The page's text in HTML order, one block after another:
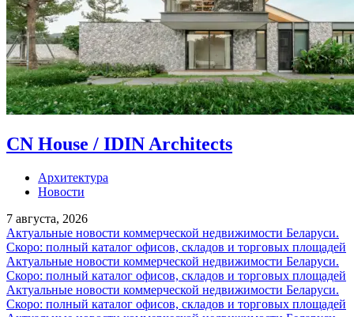
CN House / IDIN Architects
Архитектура
Новости
7 августа, 2026
Актуальные новости коммерческой недвижимости Беларуси.
Скоро: полный каталог офисов, складов и торговых площадей
Актуальные новости коммерческой недвижимости Беларуси.
Скоро: полный каталог офисов, складов и торговых площадей
Актуальные новости коммерческой недвижимости Беларуси.
Скоро: полный каталог офисов, складов и торговых площадей